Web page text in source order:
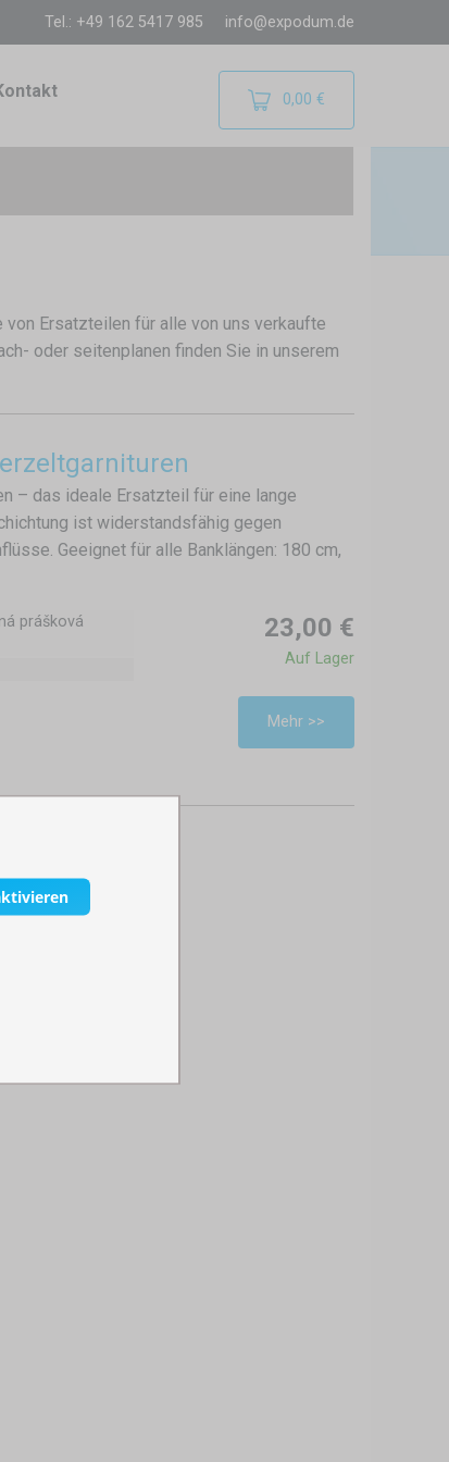
Tel.: +49 162 5417 985 info@expodum.de
0,00 €
Ersatzteilen für alle von uns verkaufte
oder seitenplanen finden Sie in unserem
– das ideale Ersatzteil für eine lange
ist widerstandsfähig gegen
Geeignet für alle Banklängen: 180 cm,
prášková
23,00 €
Auf Lager
Mehr >>
5 6